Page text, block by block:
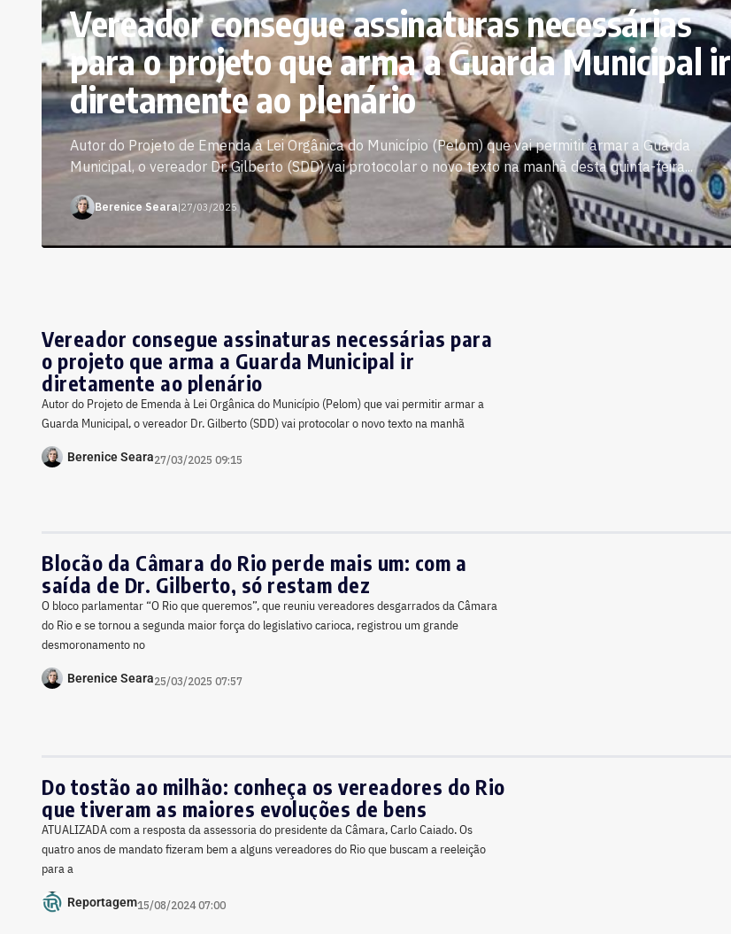
Vereador consegue assinaturas necessárias
para o projeto que arma a Guarda Municipal ir
diretamente ao plenário
Autor do Projeto de Emenda à Lei Orgânica do Município (Pelom) que vai permitir armar a Guarda
Municipal, o vereador Dr. Gilberto (SDD) vai protocolar o novo texto na manhã desta quinta-feira...
Berenice Seara|27/03/2025
Vereador consegue assinaturas necessárias para
o projeto que arma a Guarda Municipal ir
diretamente ao plenário
Autor do Projeto de Emenda à Lei Orgânica do Município (Pelom) que vai permitir armar a
Guarda Municipal, o vereador Dr. Gilberto (SDD) vai protocolar o novo texto na manhã
Berenice Seara27/03/2025 09:15
Blocão da Câmara do Rio perde mais um: com a
saída de Dr. Gilberto, só restam dez
O bloco parlamentar “O Rio que queremos”, que reuniu vereadores desgarrados da Câmara
do Rio e se tornou a segunda maior força do legislativo carioca, registrou um grande
desmoronamento no
Berenice Seara25/03/2025 07:57
Do tostão ao milhão: conheça os vereadores do Rio
que tiveram as maiores evoluções de bens
ATUALIZADA com a resposta da assessoria do presidente da Câmara, Carlo Caiado. Os
quatro anos de mandato fizeram bem a alguns vereadores do Rio que buscam a reeleição
para a
Reportagem15/08/2024 07:00